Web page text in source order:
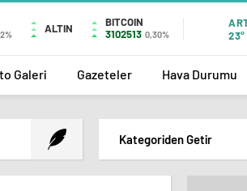
ALTIN
BITCOIN
3102513 0,30%
23°
Galeri Gazeteler Hava Durumu
Kategoriden Getir